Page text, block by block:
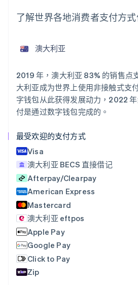
了解世界各地消费者支付方式
2019 年，澳大利亚 83% 的销售点
大利亚成为世界上使用非接触式支
字钱包从此获得发展动力，2022
付是通过数字钱包完成的。
最受欢迎的支付方式
Visa
澳大利亚 BECS 直接借记
Afterpay/Clearpay
American Express
Mastercard
澳大利亚 eftpos
Apple Pay
Google Pay
Click to Pay
Zip
爱尔兰
English
奥地利
澳大利亚
English
巴西
PortuguêsEnglish
保加利亚
比利时
波兰
English
丹麦
English
德国
DeutschEnglish
法国
FrançaisEnglish
芬兰
EnglishSvenska
荷兰
Nederlands
加拿大